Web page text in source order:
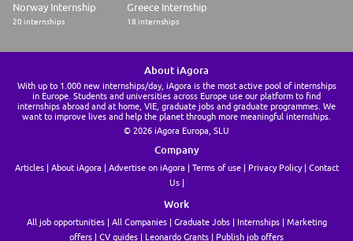
Norway Internship
20 internships
Greece Internship
18 internships
About iAgora
With up to 1.000 new internships/day, iAgora is the most active pool of internships
in Europe. Students and universities across Europe use our platform to find
internships abroad and at home, VIE, graduate jobs and graduate programmes. We
want to improve lives and help the planet through more meaningful internships.
© 2026 iAgora Europa, SLU
Company
Articles About iAgora Advertise on iAgora Terms of use Privacy Policy
Contact
Us
Work
All job opportunities All Companies Graduate Jobs Internships
Marketing
offers
CV guides Leonardo Grants Publish job offers